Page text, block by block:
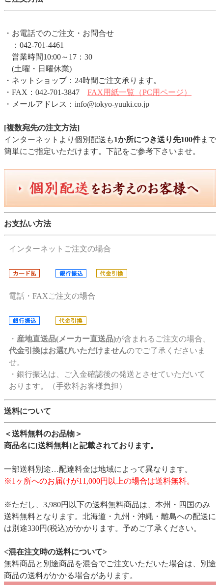
・お電話でのご注文・お問合せ
：042-701-4461
営業時間10:00～17：30
(土曜・日曜休業)
・ネットショップ：24時間ご注文承ります。
・FAX：042-701-3847 FAX用紙一覧（PC用ページ）
・メールアドレス：info@tokyo-yuuki.co.jp
[複数宛先の注文方法]
インターネットより個別配送も1か所につき送り先100件まで
簡単にご指定いただけます。下記をご参考下さいませ。
お支払い方法
インターネットご注文の場合
電話・FAXご注文の場合
・ 産地直送品(メーカー直送品)が含まれるご注文の場合、
代金引換はお選びいただけませんのでご了承くださいま
せ。
・銀行振込は、ご入金確認後の発送とさせていただいて
おります。（手数料お客様負担）
送料について
＜送料無料のお品物＞
商品名に[送料無料]と記載されております。
一部送料別途…配達料金は地域によって異なります。
※1ヶ所へのお届けが11,000円以上の場合は送料無料。
※ただし、3,980円以下の送料無料商品は、本州・四国のみ
送料無料となります。北海道・九州・沖縄・離島への配送に
は別途330円(税込)がかかります。予めご了承ください。
<混在注文時の送料について>
無料商品と別途商品を混合でご注文いただいた場合は、別途
商品の送料がかかる場合があります。